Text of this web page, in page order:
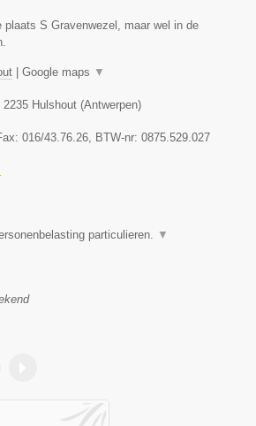
plaats S Gravenwezel, maar wel in de
| Google maps ▼
2235 Hulshout (Antwerpen)
016/43.76.26 , BTW-nr: 0875.529.027
particulieren. ▼